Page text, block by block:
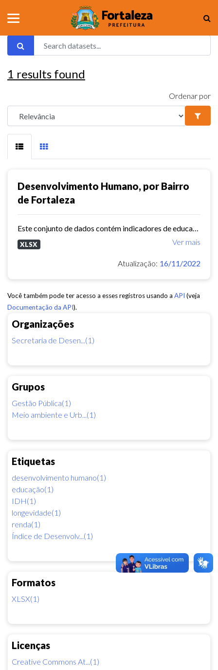
Organizações
Secretaria de Desen...(1)
Grupos
Gestão Pública(1)
Meio ambiente e Urb...(1)
Etiquetas
desenvolvimento humano(1)
educação(1)
IDH(1)
longevidade(1)
renda(1)
Índice de Desenvolv...(1)
Formatos
XLSX(1)
Licenças
Creative Commons At...(1)
1 results found
Ordenar por
Desenvolvimento Humano, por Bairro
de Fortaleza
Ver mais
XLSX
Atualização: 16/11/2022
Você também pode ter acesso a esses registros usando a API (veja
Documentação da API).